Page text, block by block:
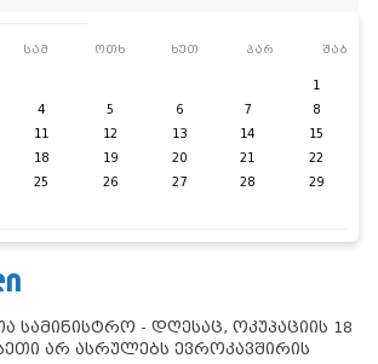
სამ ოთხ ხუთ პარ შაბ
1
4 5 6 7
8
11 12 13 14
15
18 19 20 21
22
25 26 27 28
29
სამინისტრო - დღესაც, ოკუპაციის 18
არ ასრულებს ევროკავშირის